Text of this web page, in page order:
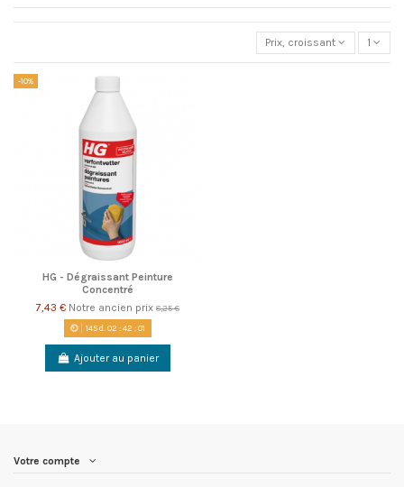
Prix, croissant 1
-10%
HG - Dégraissant Peinture
Concentré
7,43 € Notre ancien prix 8,25 €
145d. 02 :42 :01
Ajouter au panier
Votre compte